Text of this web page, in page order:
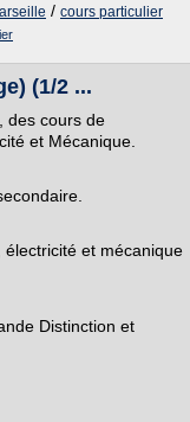
/ cours particulier
(1/2 ...
des cours de
et Mécanique.
et mécanique
Distinction et